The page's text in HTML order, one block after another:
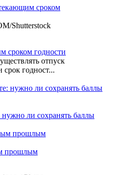
Shutterstoсk
сроком годности
отпуск
срок годност...
ли сохранять баллы
прошлым